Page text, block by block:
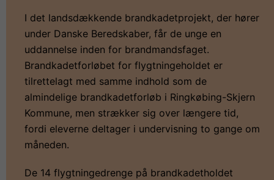
I det landsdækkende brandkadetprojekt, der hører
under Danske Beredskaber, får de unge en
uddannelse inden for brandmandsfaget.
Brandkadetforløbet for flygtningeholdet er
tilrettelagt med samme indhold som de
almindelige brandkadetforløb i Ringkøbing-Skjern
Kommune, men strækker sig over længere tid,
fordi eleverne deltager i undervisning to gange om
måneden.
De 14 flygtningedrenge på brandkadetholdet